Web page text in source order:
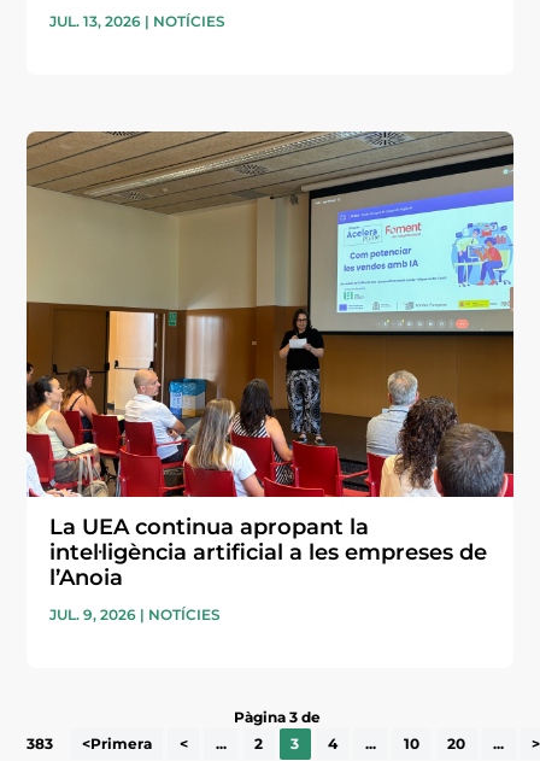
JUL. 13, 2026 | NOTÍCIES
La UEA continua apropant la
intel·ligència artificial a les empreses de
l’Anoia
JUL. 9, 2026 | NOTÍCIES
Pàgina 3 de
383
<Primera < ... 2 3 4 ... 10 20 ... >